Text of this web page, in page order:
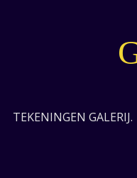
TEKENINGEN GALERIJ.